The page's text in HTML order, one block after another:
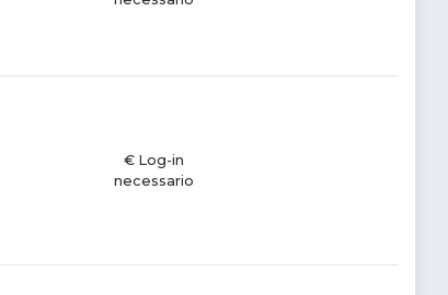
€ Log-in
necessario